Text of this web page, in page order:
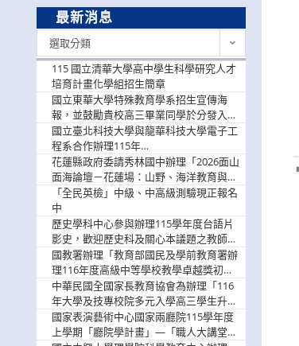
最新消息
選取分類
115 國立清華大學高中學生科學研究人才
培育計畫化學組招生簡章
國立東華大學特殊教育學系招生宣傳海
報，並鼓勵貴校高三畢業同學於分發入學
階段踴躍選填。
國立臺北科技大學與龍華科技大學電子工
程系合作辦理115年
「115.08.10~08.12「AI賦能應用於智慧半
導體研習營」，歡迎學生踴躍報名參加
花蓮縣政府委請秀林國中辦理「2026面山
面海論壇－花蓮場：山野、海洋教育與戶
外安全實務課程」，歡迎踴躍報名參加
「全民英檢」中級、中高級測驗現正報名
中
歷史學科中心參與辦理115學年度台語片
影史，歡迎歷史科及關心本議題之教師踴
躍報名參加
國教署辦理「教育部國民及學前教育署辦
理116年度高級中等學校教學卓越獎初選
實施計畫」，鼓勵教師踴躍報名
中華民國全國家長教育協會為辦理「116
年大學及技專校院多元入學高三學生升學
輔導家長說明會」
國家表演藝術中心國家兩廳院115學年度
上學期「廳院學計畫」—「職人大講堂」